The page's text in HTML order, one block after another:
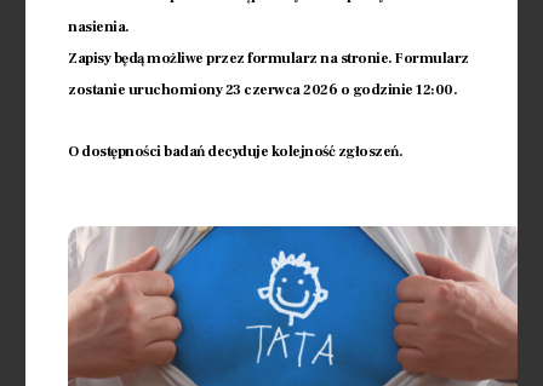
Zobacz więcej
Umów wizytę
pozostawienie swojego adresu
mailowego i numeru telefonu -
oddzwonimy w najbliższym możliwym
terminie lub prosimy o telefon celem
ustalenia najbliższego dogodnego
terminu wizyty.
nasienia.
Zapisy będą możliwe przez formularz na stronie. Formularz
zostanie uruchomiony 23 czerwca 2026 o godzinie 12:00.
O dostępności badań decyduje kolejność zgłoszeń.